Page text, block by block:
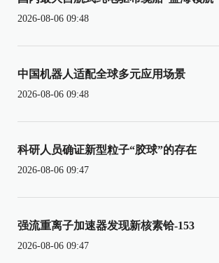
2026-08-06 09:48
中国机器人适配全球多元应用场景
2026-08-06 09:48
科研人员确证新型粒子“胶球”的存在
2026-08-06 09:47
强流重离子加速器发现新核素铪-153
2026-08-06 09:47